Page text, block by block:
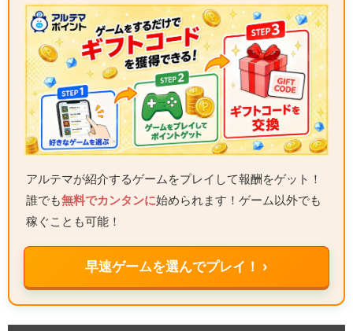
アルテマが紹介するゲームをプレイして報酬をゲット！
誰でも無料でカンタンに始められます！ゲーム以外でも
稼ぐことも可能！
早速ゲームを選んでプレイ！ ›